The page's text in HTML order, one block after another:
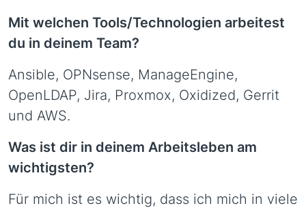
Mit welchen Tools/Technologien arbeitest
du in deinem Team?
Ansible, OPNsense, ManageEngine,
OpenLDAP, Jira, Proxmox, Oxidized, Gerrit
und AWS.
Was ist dir in deinem Arbeitsleben am
wichtigsten?
Für mich ist es wichtig, dass ich mich in viele